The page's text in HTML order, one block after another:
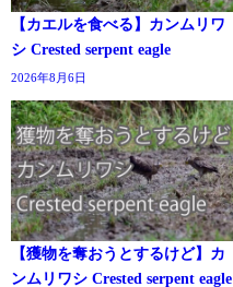
【カエルを食べる】カンムリワ
シ Crested serpent eagle
2026年8月6日
【獲物を奪おうとするけど】カ
ンムリワシ Crested serpent eagle